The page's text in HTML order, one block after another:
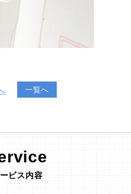
一覧へ
ビス内容